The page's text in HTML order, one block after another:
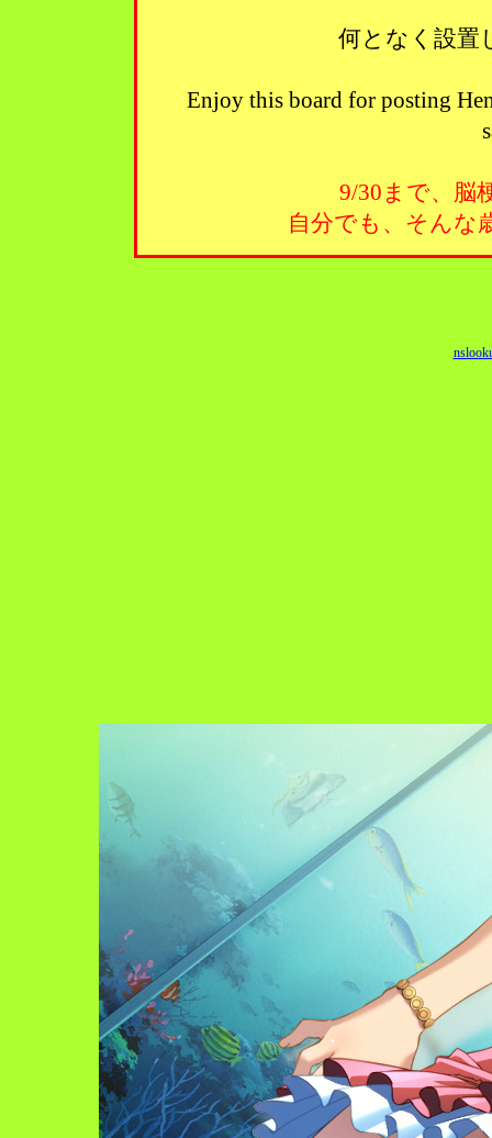
何となく設
Enjoy this board for posting
9/30まで、脳
自分でも、そんな